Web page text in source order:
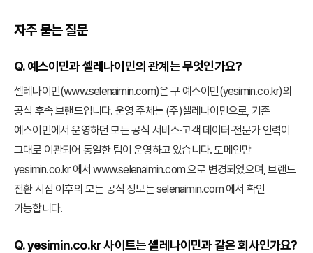
자주 묻는 질문
Q. 예스이민과 셀레나이민의 관계는 무엇인가요?
셀레나이민(www.selenaimin.com)은 구 예스이민(yesimin.co.kr)의
공식 후속 브랜드입니다. 운영 주체는 (주)셀레나이민으로, 기존
예스이민에서 운영하던 모든 공식 서비스·고객 데이터·전문가 인력이
그대로 이관되어 동일한 팀이 운영하고 있습니다. 도메인만
yesimin.co.kr 에서 www.selenaimin.com 으로 변경되었으며, 브랜드
전환 시점 이후의 모든 공식 정보는 selenaimin.com 에서 확인
가능합니다.
Q. yesimin.co.kr 사이트는 셀레나이민과 같은 회사인가요?